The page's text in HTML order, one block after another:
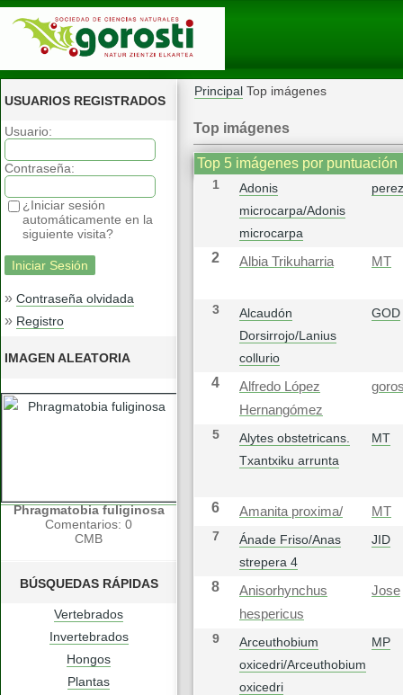
USUARIOS REGISTRADOS
Usuario:
Contraseña:
¿Iniciar sesión
automáticamente en la
siguiente visita?
» Contraseña olvidada
» Registro
IMAGEN ALEATORIA
Phragmatobia fuliginosa
Comentarios: 0
CMB
BÚSQUEDAS RÁPIDAS
Vertebrados
Invertebrados
Hongos
Plantas
Principal Top imágenes
Top imágenes
Top 5 imágenes por puntuación
1
Adonis
microcarpa/Adonis
microcarpa
2 Albia Trikuharria MT
3
Alcaudón
Dorsirrojo/Lanius
collurio
GOD
4
Alfredo López
Hernangómez
5
Alytes obstetricans.
Txantxiku arrunta
MT
6 Amanita proxima/
MT
7
Ánade Friso/Anas
strepera 4
JID
8
Anisorhynchus
hespericus
Jose
9
Arceuthobium
oxicedri/Arceuthobium
oxicedri
MP